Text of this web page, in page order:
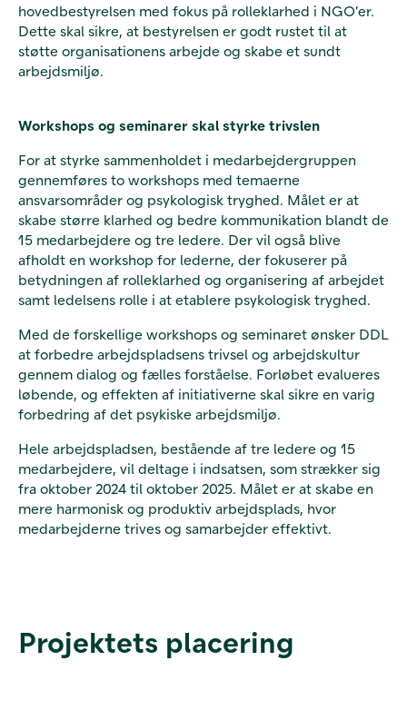
hovedbestyrelsen med fokus på rolleklarhed i NGO’er.
Dette skal sikre, at bestyrelsen er godt rustet til at
støtte organisationens arbejde og skabe et sundt
arbejdsmiljø.
Workshops og seminarer skal styrke trivslen
For at styrke sammenholdet i medarbejdergruppen
gennemføres to workshops med temaerne
ansvarsområder og psykologisk tryghed. Målet er at
skabe større klarhed og bedre kommunikation blandt de
15 medarbejdere og tre ledere. Der vil også blive
afholdt en workshop for lederne, der fokuserer på
betydningen af rolleklarhed og organisering af arbejdet
samt ledelsens rolle i at etablere psykologisk tryghed.
Med de forskellige workshops og seminaret ønsker DDL
at forbedre arbejdspladsens trivsel og arbejdskultur
gennem dialog og fælles forståelse. Forløbet evalueres
løbende, og effekten af initiativerne skal sikre en varig
forbedring af det psykiske arbejdsmiljø.
Hele arbejdspladsen, bestående af tre ledere og 15
medarbejdere, vil deltage i indsatsen, som strækker sig
fra oktober 2024 til oktober 2025. Målet er at skabe en
mere harmonisk og produktiv arbejdsplads, hvor
medarbejderne trives og samarbejder effektivt.
Projektets placering